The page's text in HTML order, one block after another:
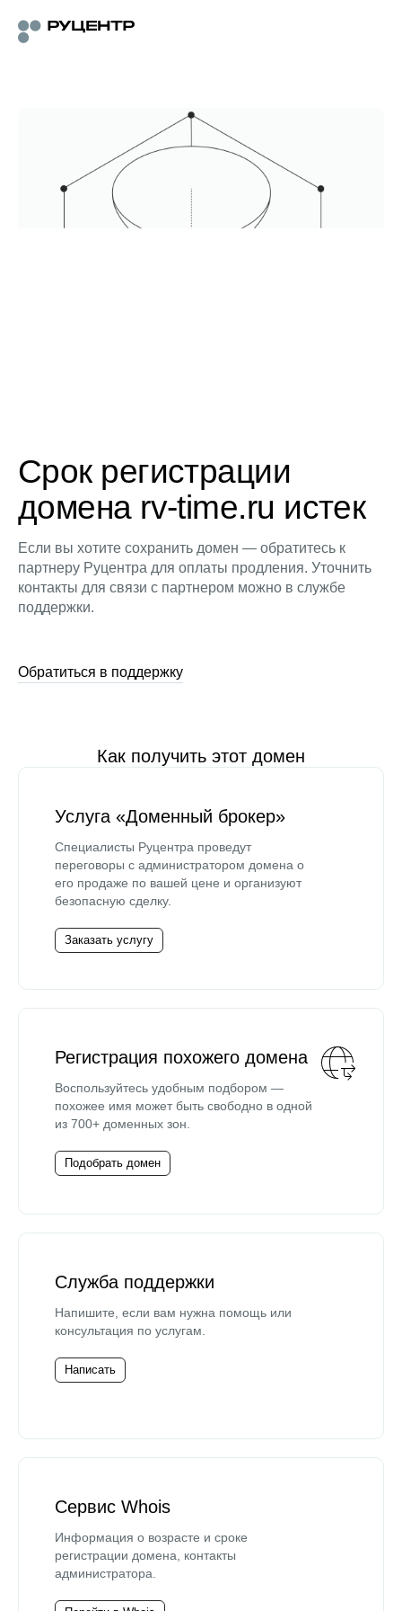
Срок регистрации
домена rv-time.ru истек
Если вы хотите сохранить домен — обратитесь к
партнеру Руцентра для оплаты продления. Уточнить
контакты для связи с партнером можно в службе
поддержки.
Обратиться в поддержку
Как получить этот домен
Услуга «Доменный брокер»
Специалисты Руцентра проведут
переговоры с администратором домена о
его продаже по вашей цене и организуют
безопасную сделку.
Заказать услугу
Регистрация похожего домена
Воспользуйтесь удобным подбором —
похожее имя может быть свободно в одной
из 700+ доменных зон.
Подобрать домен
Служба поддержки
Напишите, если вам нужна помощь или
консультация по услугам.
Написать
Сервис Whois
Информация о возрасте и сроке
регистрации домена, контакты
администратора.